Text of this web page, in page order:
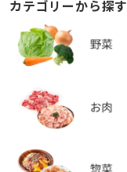
カテゴリーから探す